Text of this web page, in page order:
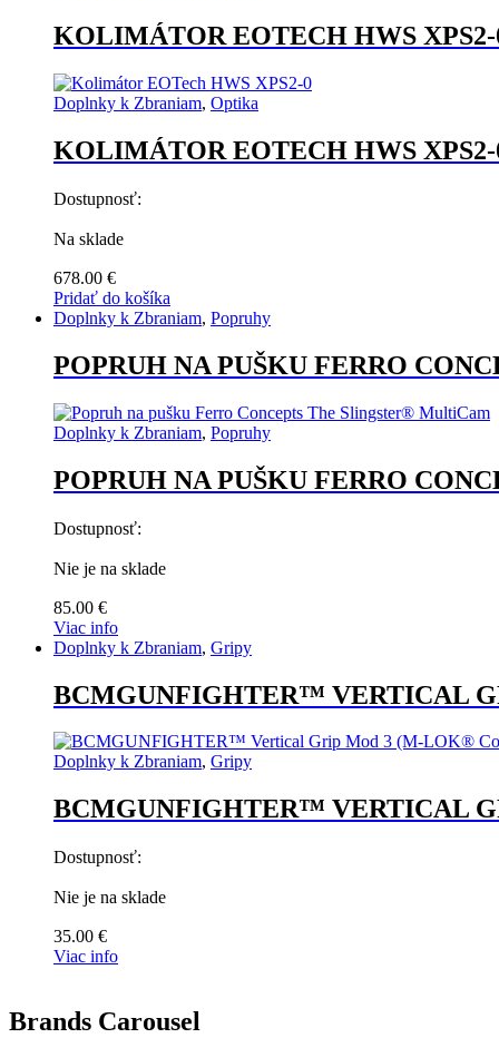
KOLIMÁTOR EOTECH HWS XPS2-
Doplnky k Zbraniam, Optika
KOLIMÁTOR EOTECH HWS XPS2-
Dostupnosť:
Na sklade
678.00 €
Pridať do košíka
Doplnky k Zbraniam, Popruhy
POPRUH NA PUŠKU FERRO
Doplnky k Zbraniam, Popruhy
POPRUH NA PUŠKU FERRO
Dostupnosť:
Nie je na sklade
85.00 €
Viac info
Doplnky k Zbraniam, Gripy
BCMGUNFIGHTER™ VERTICAL
Doplnky k Zbraniam, Gripy
BCMGUNFIGHTER™ VERTICAL
Dostupnosť:
Nie je na sklade
35.00 €
Viac info
Brands Carousel